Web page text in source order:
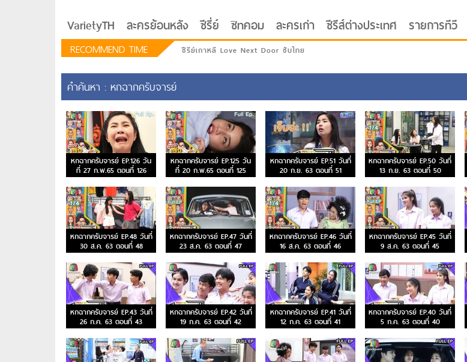
VarietyTH ละครย้อนหลัง ซีรี่ย์ ซิทคอม ละครเก่า ซีรีส์ต่างประเทศ รายการทีวี
RECOMMEND TIME ซีรีย์เกาหลี Love Next Door ซับไทย
รักอยู่ประตูถัดไป
คำค้นหา : หกฉากครับจารย์
หกฉากครับจารย์ EP.126 วัน
ที่ 27 ก.พ.65 ตอนที่ 126
หกฉากครับจารย์ EP.125 วัน
ที่ 20 ก.พ.65 ตอนที่ 125
หกฉากครับจารย์ EP.51 วันที่
20 ก.ย. 63 ตอนที่ 51
หกฉากครับจารย์ EP.50 วันที่
13 ก.ย. 63 ตอนที่ 50
หกฉากครับจารย์ EP.48 วันที่
30 ส.ค. 63 ตอนที่ 48
หกฉากครับจารย์ EP.47 วันที่
23 ส.ค. 63 ตอนที่ 47
หกฉากครับจารย์ EP.46 วันที่
16 ส.ค. 63 ตอนที่ 46
หกฉากครับจารย์ EP.45 วันที่
9 ส.ค. 63 ตอนที่ 45
หกฉากครับจารย์ EP.43 วันที่
26 ก.ค. 63 ตอนที่ 43
หกฉากครับจารย์ EP.42 วันที่
19 ก.ค. 63 ตอนที่ 42
หกฉากครับจารย์ EP.41 วันที่
12 ก.ค. 63 ตอนที่ 41
หกฉากครับจารย์ EP.40 วันที่
5 ก.ค. 63 ตอนที่ 40